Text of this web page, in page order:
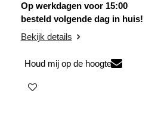
Op werkdagen voor 15:00
besteld volgende dag in huis!
Bekijk details
Houd mij op de hoogte